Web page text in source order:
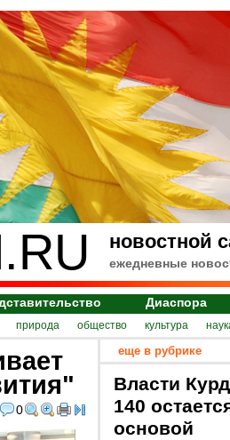
новостной
ежедневные
Диаспора
природа общество культура
0
еще в рубрике
Власти
140
основой